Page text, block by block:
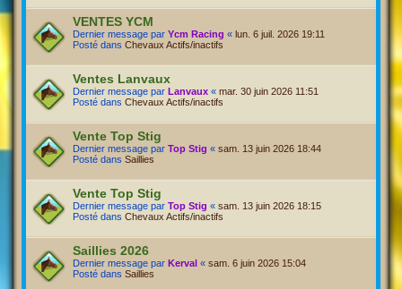
VENTES YCM
Dernier message par Ycm Racing « lun. 6 juil. 2026 19:11
Posté dans Chevaux Actifs/inactifs
Ventes Lanvaux
Dernier message par Lanvaux « mar. 30 juin 2026 11:51
Posté dans Chevaux Actifs/inactifs
Vente Top Stig
Dernier message par Top Stig « sam. 13 juin 2026 18:44
Posté dans Saillies
Vente Top Stig
Dernier message par Top Stig « sam. 13 juin 2026 18:15
Posté dans Chevaux Actifs/inactifs
Saillies 2026
Dernier message par Kerval « sam. 6 juin 2026 15:04
Posté dans Saillies